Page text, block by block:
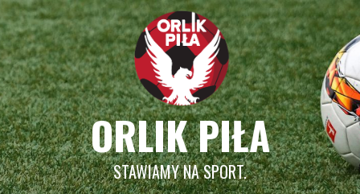
Skip
to
content
ORLIK PIŁA
STAWIAMY NA SPORT.